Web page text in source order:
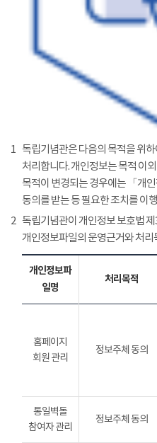
1 독립기념관은 다음의 목적을 위
처리합니다. 개인정보는 목적 이
목적이 변경되는 경우에는 「개
동의를 받는 등 필요한 조치를 이
2 독립기념관이 개인정보 보호법
개인정보파일의 운영근거와 처리
개인정보파
일명
처리목적
홈페이지
회원 관리
정보주체 동의
통일벽돌
참여자 관리
정보주체 동의